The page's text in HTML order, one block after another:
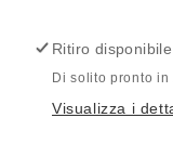
-
JDY
-
JDY
Ritiro
Di solito pronto in
Visualizza i